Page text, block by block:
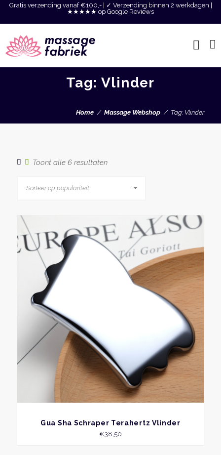
Gratis verzending vanaf €100,- | ✓ Verzending binnen 2 werkdagen |
★★★★★ op Google Reviews
Tag: Vlinder
Home Massage Webshop Tag: Vlinder
Toont alle 6 resultatenGesorteerd
populariteit
BEKIJK
Gua Sha Schraper Terahertz Vlinder
€38,50